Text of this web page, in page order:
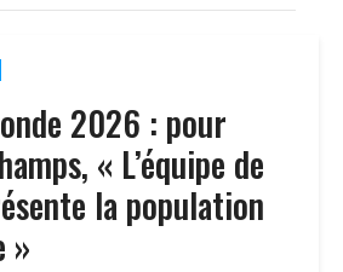
2026 : pour
« L’équipe de
la population
»